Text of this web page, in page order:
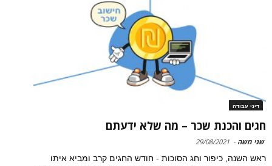
דיני עבודה
חגים והכנת שכר – מה שלא ידעתם
שני משה -
29/08/2021
ראש השנה, כיפור וחג הסוכות - חודש החגים קרב ומביא איתו